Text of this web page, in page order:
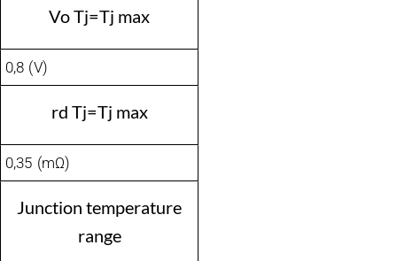
Vo Tj=Tj max
0,8 (V)
rd Tj=Tj max
0,35 (mΩ)
Junction temperature
range